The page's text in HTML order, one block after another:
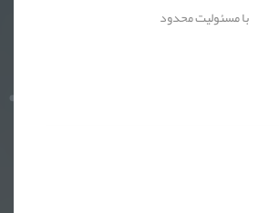
با مسئولیت محدود